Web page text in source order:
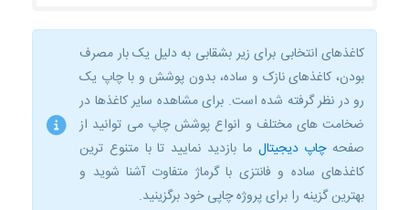
کاغذهای انتخابی برای زیر بشقابی به دلیل یک بار مصرف
بودن، کاغذهای نازک و ساده، بدون پوشش و با چاپ یک
رو در نظر گرفته شده است. برای مشاهده سایر کاغذها در
ضخامت های مختلف و انواع پوشش چاپ می توانید از
صفحهچاپ دیجیتال ما بازدید نمایید تا با متنوع ترین
کاغذهای ساده و فانتزی با گرماژ متفاوت آشنا شوید و
بهترین گزینه را برای پروژه چاپی خود برگزینید.